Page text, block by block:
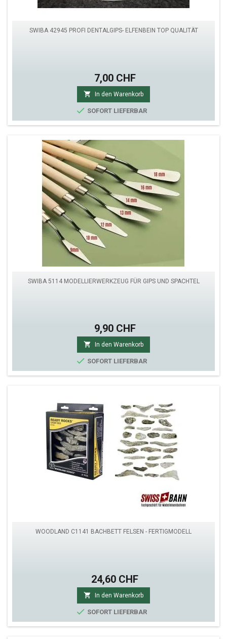
SWIBA 42945 PROFI DENTALGIPS- ELFENBEIN TOP QUALITÄT
7,00 CHF
 In den Warenkorb
 SOFORT LIEFERBAR
SWIBA 5114 MODELLIERWERKZEUG FÜR GIPS UND SPACHTEL
9,90 CHF
 In den Warenkorb
 SOFORT LIEFERBAR
WOODLAND C1141 BACHBETT FELSEN - FERTIGMODELL
24,60 CHF
 In den Warenkorb
 SOFORT LIEFERBAR